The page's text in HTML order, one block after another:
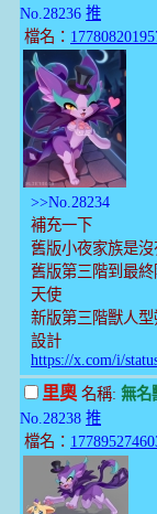
No.28236 推
檔名：
>>No.28234
補充一下
舊版小夜家族是
舊版第三階到最
天使
新版第三階獸人
設計
https://x.com/i/
里奧 名稱: 無名
No.28238 推
檔名：